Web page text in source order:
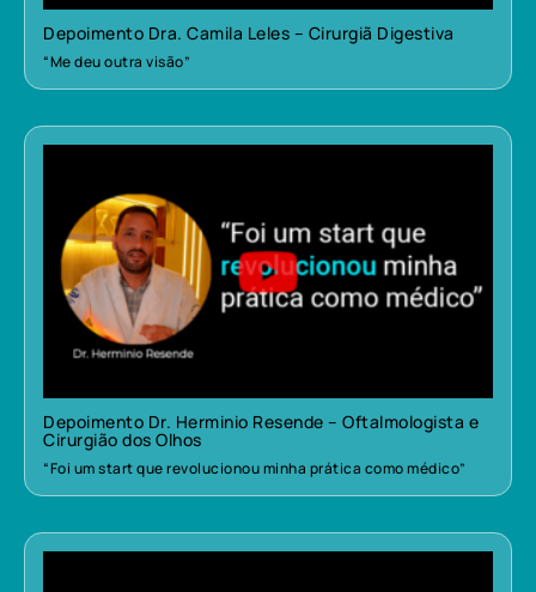
Depoimento Dra. Camila Leles – Cirurgiã Digestiva
“Me deu outra visão”
Depoimento Dr. Herminio Resende – Oftalmologista e
Cirurgião dos Olhos
“Foi um start que revolucionou minha prática como médico”